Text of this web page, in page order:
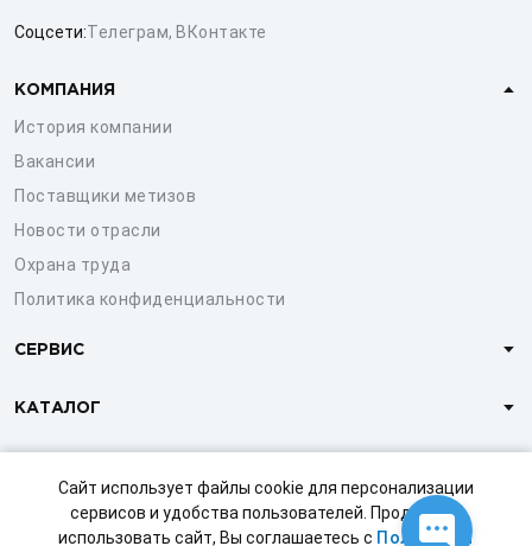
Сайт использует файлы cookie для персонализации
сервисов и удобства пользователей. Продолжая
использовать сайт, Вы соглашаетесь с Политикой
Соцсети:Телеграм, ВКонтакте
КОМПАНИЯ
История компании
Вакансии
Поставщики метизов
Новости отрасли
Охрана труда
Политика конфиденциальности
СЕРВИС
КАТАЛОГ